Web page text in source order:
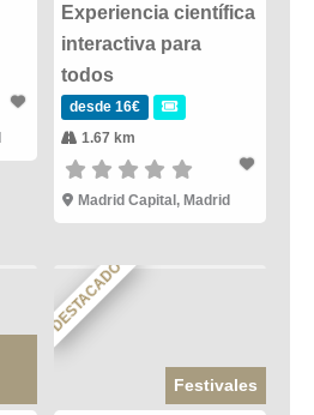
Experiencia científica
interactiva para
todos
desde 16€
1.67 km
Madrid Capital, Madrid
DESTACADO
Festivales